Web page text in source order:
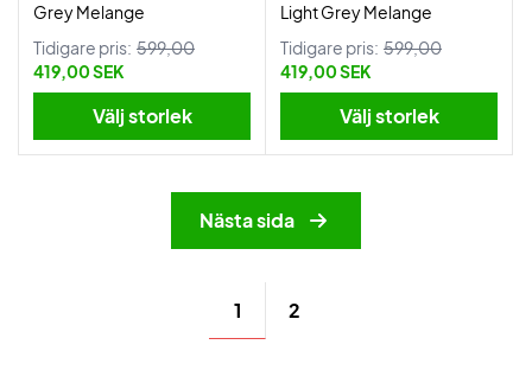
Grey Melange
Tidigare pris: 599,00
419,00 SEK
Välj storlek
Light Grey Melange
Tidigare pris: 599,00
419,00 SEK
Välj storlek
Nästa sida
1 2